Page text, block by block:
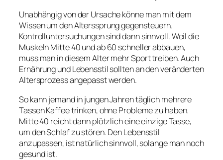
Unabhängig von der Ursache könne man mit dem
Wissen um den Alterssprung gegensteuern.
Kontrolluntersuchungen sind dann sinnvoll. Weil die
Muskeln Mitte 40 und ab 60 schneller abbauen,
muss man in diesem Alter mehr Sport treiben. Auch
Ernährung und Lebensstil sollten an den veränderten
Altersprozess angepasst werden.
So kann jemand in jungen Jahren täglich mehrere
Tassen Kaffee trinken, ohne Probleme zu haben.
Mitte 40 reicht dann plötzlich eine einzige Tasse,
um den Schlaf zu stören. Den Lebensstil
anzupassen, ist natürlich sinnvoll, solange man noch
gesund ist.